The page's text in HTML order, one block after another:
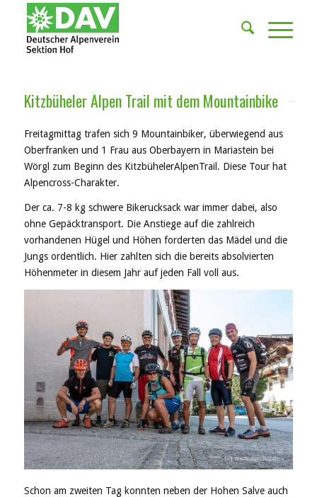
Kitzbüheler Alpen Trail mit dem Mountainbike
Freitagmittag trafen sich 9 Mountainbiker, überwiegend aus
Oberfranken und 1 Frau aus Oberbayern in Mariastein bei
Wörgl zum Beginn des KitzbühelerAlpenTrail. Diese Tour hat
Alpencross-Charakter.
Der ca. 7-8 kg schwere Bikerucksack war immer dabei, also
ohne Gepäcktransport. Die Anstiege auf die zahlreich
vorhandenen Hügel und Höhen forderten das Mädel und die
Jungs ordentlich. Hier zahlten sich die bereits absolvierten
Höhenmeter in diesem Jahr auf jeden Fall voll aus.
Schon am zweiten Tag konnten neben der Hohen Salve auch